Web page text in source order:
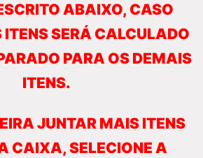
ABAIXO, CASO
SERÁ CALCULADO
PARA OS DEMAIS
ITENS.
JUNTAR MAIS ITENS
CAIXA, SELECIONE A